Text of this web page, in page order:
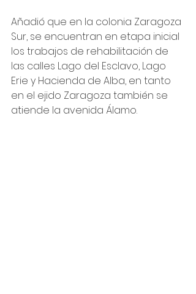
Añadió que en la colonia Zaragoza
Sur, se encuentran en etapa inicial
los trabajos de rehabilitación de
las calles Lago del Esclavo, Lago
Erie y Hacienda de Alba, en tanto
en el ejido Zaragoza también se
atiende la avenida Álamo.